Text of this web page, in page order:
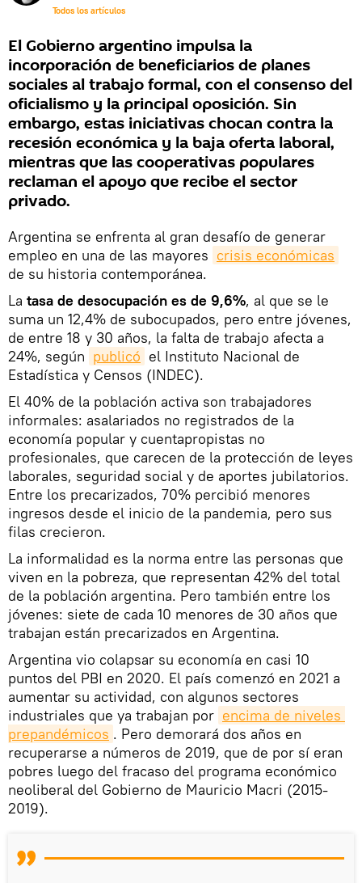
Todos los artículos
El Gobierno argentino impulsa la
incorporación de beneficiarios de planes
sociales al trabajo formal, con el consenso del
oficialismo y la principal oposición. Sin
embargo, estas iniciativas chocan contra la
recesión económica y la baja oferta laboral,
mientras que las cooperativas populares
reclaman el apoyo que recibe el sector
privado.
Argentina se enfrenta al gran desafío de generar
empleo en una de las mayores crisis económicas
de su historia contemporánea.
La tasa de desocupación es de 9,6%, al que se le
suma un 12,4% de subocupados, pero entre jóvenes,
de entre 18 y 30 años, la falta de trabajo afecta a
24%, según publicó el Instituto Nacional de
Estadística y Censos (INDEC).
El 40% de la población activa son trabajadores
informales: asalariados no registrados de la
economía popular y cuentapropistas no
profesionales, que carecen de la protección de leyes
laborales, seguridad social y de aportes jubilatorios.
Entre los precarizados, 70% percibió menores
ingresos desde el inicio de la pandemia, pero sus
filas crecieron.
La informalidad es la norma entre las personas que
viven en la pobreza, que representan 42% del total
de la población argentina. Pero también entre los
jóvenes: siete de cada 10 menores de 30 años que
trabajan están precarizados en Argentina.
Argentina vio colapsar su economía en casi 10
puntos del PBI en 2020. El país comenzó en 2021 a
aumentar su actividad, con algunos sectores
industriales que ya trabajan por encima de niveles
prepandémicos . Pero demorará dos años en
recuperarse a números de 2019, que de por sí eran
pobres luego del fracaso del programa económico
neoliberal del Gobierno de Mauricio Macri (2015-
2019).